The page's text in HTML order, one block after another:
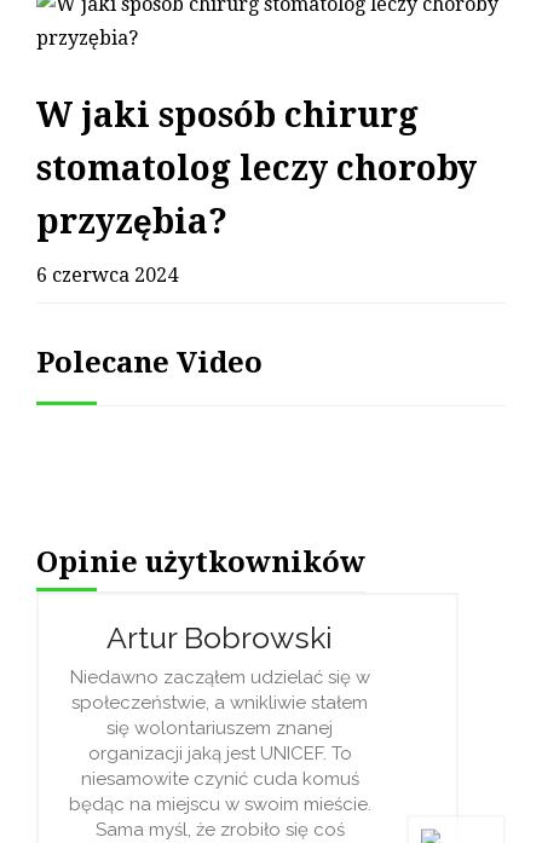
W jaki sposób chirurg
stomatolog leczy choroby
przyzębia?
6 czerwca 2024
Polecane Video
Opinie użytkowników
Artur Bobrowski
Niedawno zacząłem udzielać się w
społeczeństwie, a wnikliwie stałem
się wolontariuszem znanej
organizacji jaką jest UNICEF. To
niesamowite czynić cuda komuś
będąc na miejscu w swoim mieście.
Sama myśl, że zrobiło się coś